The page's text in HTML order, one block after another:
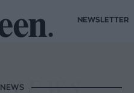
NEWSLETTER